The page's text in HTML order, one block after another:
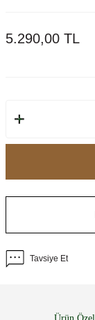
5.290,00 TL
Tavsiye Et